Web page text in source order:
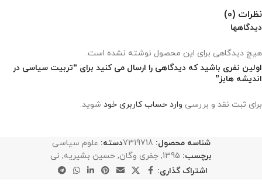
نظرات (0)
دیدگاهها
هیچ دیدگاهی برای این محصول نوشته نشده است.
اولین نفری باشید که دیدگاهی را ارسال می کنید برای “تربیت سیاسی در
اندیشه هابز”
برای ثبت نقد و بررسی وارد حساب کاربری خود شوید.
شناسه محصول: 7319718دسته: علوم سیاسی
برچسب: 1395
, جفری وگان, حسین بشیریه, نی
اشتراک گذاری: